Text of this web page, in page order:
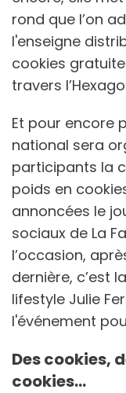
rond que l’on
l'enseigne
cookies
travers
Et pour encore
national sera
participants la
poids en
annoncées le
sociaux de La
l’occasion,
dernière, c’est
lifestyle Julie
l'événement
Des cookies,
cookies…